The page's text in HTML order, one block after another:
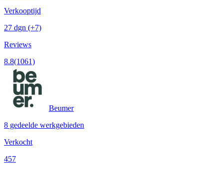
Verkooptijd
27 dgn (+7)
Reviews
8.8(1061)
Beumer
8 gedeelde werkgebieden
Verkocht
457